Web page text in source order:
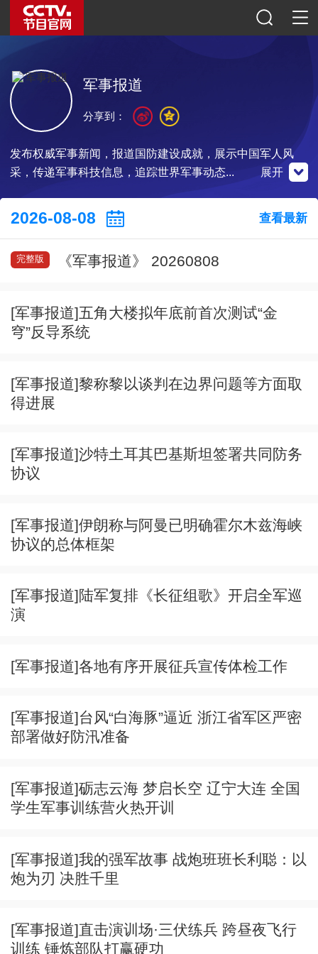
军事报道
发布权威军事新闻，报道国防建设成就，展示中国军人风
采，传递军事科技信息，追踪世界军事动态...
微博
扫一扫关注
微信公众号
央视影音
扫一扫下载
展开
分享到：
2026-08-08 查看最新
完整版 《军事报道》 20260808
[军事报道]五角大楼拟年底前首次测试“金
穹”反导系统
[军事报道]黎称黎以谈判在边界问题等方面取
得进展
[军事报道]沙特土耳其巴基斯坦签署共同防务
协议
[军事报道]伊朗称与阿曼已明确霍尔木兹海峡
协议的总体框架
[军事报道]陆军复排《长征组歌》开启全军巡
演
[军事报道]各地有序开展征兵宣传体检工作
[军事报道]台风“白海豚”逼近 浙江省军区严密
部署做好防汛准备
[军事报道]砺志云海 梦启长空 辽宁大连 全国
学生军事训练营火热开训
[军事报道]我的强军故事 战炮班班长利聪：以
炮为刃 决胜千里
[军事报道]直击演训场·三伏练兵 跨昼夜飞行
训练 锤炼部队打赢硬功